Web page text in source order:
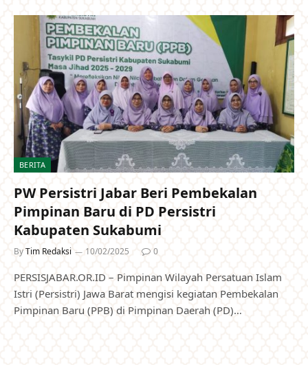
BERITA
PW Persistri Jabar Beri Pembekalan
Pimpinan Baru di PD Persistri
Kabupaten Sukabumi
ByTim Redaksi 10/02/2025 0
PERSISJABAR.OR.ID – Pimpinan Wilayah Persatuan Islam
Istri (Persistri) Jawa Barat mengisi kegiatan Pembekalan
Pimpinan Baru (PPB) di Pimpinan Daerah (PD)…